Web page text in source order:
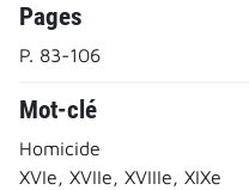
Pages
P. 83-106
Mot-clé
Homicide
XVIe, XVIIe, XVIIIe, XIXe